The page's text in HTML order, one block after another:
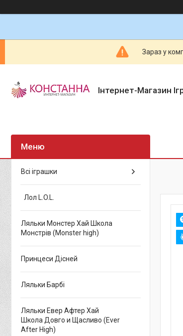
Зараз у
Інтернет-Магазин
Всі іграшки
Лол L.O.L.
Ляльки Монстер Хай Школа
Монстрів (Monster high)
Принцеси Дісней
Ляльки Барбі
Ляльки Евер Афтер Хай
Школа Довго и Щасливо (Ever
After High)